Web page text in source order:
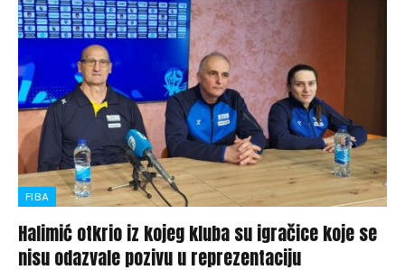
FIBA
Halimić otkrio iz kojeg kluba su igračice koje se
nisu odazvale pozivu u reprezentaciju